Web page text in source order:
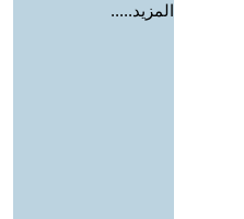
المزيد.....